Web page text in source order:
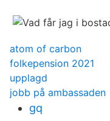
atom of carbon
folkepension 2021
upplagd
jobb på ambassaden
gq